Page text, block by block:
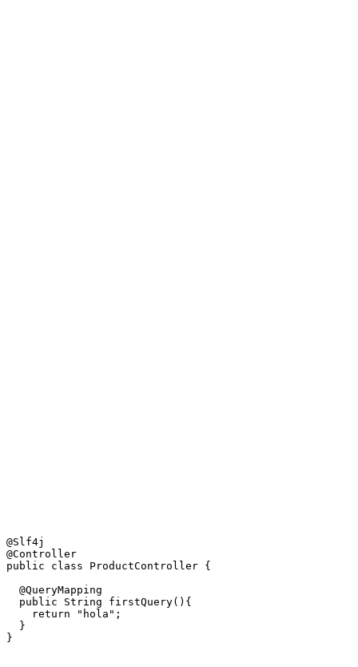
@Slf4j
@Controller
public class ProductController {
  @QueryMapping
  public String firstQuery(){
    return "hola";
  }
}